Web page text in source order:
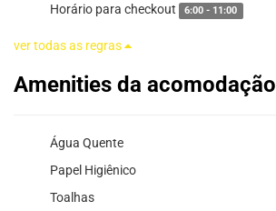
Horário para checkout 6:00 - 11:00
ver todas as regras
Amenities da acomodação
Água Quente
Papel Higiênico
Toalhas